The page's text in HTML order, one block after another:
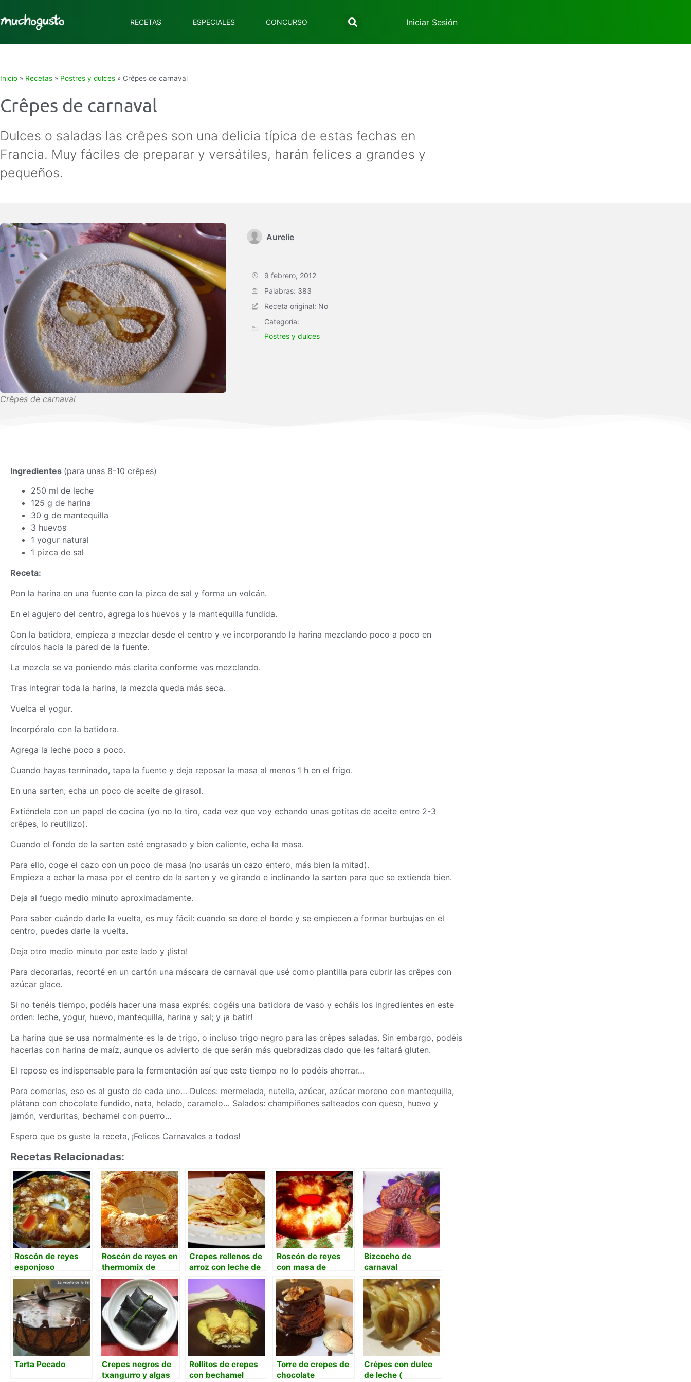
RECETAS ESPECIALES CONCURSO Iniciar Sesión
Inicio » Recetas » Postres y dulces » Crêpes de carnaval
Crêpes de carnaval
Dulces o saladas las crêpes son una delicia típica de estas fechas en
Francia. Muy fáciles de preparar y versátiles, harán felices a grandes y
pequeños.
Crêpes de carnaval
Aurelie
9 febrero, 2012
Palabras: 383
Receta original: No
Categoría:
Postres y dulces
Ingredientes (para unas 8-10 crêpes)
250 ml de leche
125 g de harina
30 g de mantequilla
3 huevos
1 yogur natural
1 pizca de sal
Receta:
Pon la harina en una fuente con la pizca de sal y forma un volcán.
En el agujero del centro, agrega los huevos y la mantequilla fundida.
Con la batidora, empieza a mezclar desde el centro y ve incorporando la harina mezclando poco a poco en
círculos hacia la pared de la fuente.
La mezcla se va poniendo más clarita conforme vas mezclando.
Tras integrar toda la harina, la mezcla queda más seca.
Vuelca el yogur.
Incorpóralo con la batidora.
Agrega la leche poco a poco.
Cuando hayas terminado, tapa la fuente y deja reposar la masa al menos 1 h en el frigo.
En una sarten, echa un poco de aceite de girasol.
Extiéndela con un papel de cocina (yo no lo tiro, cada vez que voy echando unas gotitas de aceite entre 2-3
crêpes, lo reutilizo).
Cuando el fondo de la sarten esté engrasado y bien caliente, echa la masa.
Para ello, coge el cazo con un poco de masa (no usarás un cazo entero, más bien la mitad).
Empieza a echar la masa por el centro de la sarten y ve girando e inclinando la sarten para que se extienda bien.
Deja al fuego medio minuto aproximadamente.
Para saber cuándo darle la vuelta, es muy fácil: cuando se dore el borde y se empiecen a formar burbujas en el
centro, puedes darle la vuelta.
Deja otro medio minuto por este lado y ¡listo!
Para decorarlas, recorté en un cartón una máscara de carnaval que usé como plantilla para cubrir las crêpes con
azúcar glace.
Si no tenéis tiempo, podéis hacer una masa exprés: cogéis una batidora de vaso y echáis los ingredientes en este
orden: leche, yogur, huevo, mantequilla, harina y sal; y ¡a batir!
La harina que se usa normalmente es la de trigo, o incluso trigo negro para las crêpes saladas. Sin embargo, podéis
hacerlas con harina de maíz, aunque os advierto de que serán más quebradizas dado que les faltará gluten.
El reposo es indispensable para la fermentación así que este tiempo no lo podéis ahorrar…
Para comerlas, eso es al gusto de cada uno… Dulces: mermelada, nutella, azúcar, azúcar moreno con mantequilla,
plátano con chocolate fundido, nata, helado, caramelo… Salados: champiñones salteados con queso, huevo y
jamón, verduritas, bechamel con puerro…
Espero que os guste la receta, ¡Felices Carnavales a todos!
Recetas Relacionadas:
Roscón de reyes
esponjoso
Roscón de reyes en
thermomix de
Mafalda
Crepes rellenos de
arroz con leche de
coco, natillas y
guarapo
Roscón de reyes
con masa de
arranque
Bizcocho de
carnaval
Tarta Pecado
Crepes negros de
txangurro y algas
Rollitos de crepes
con bechamel
Torre de crepes de
chocolate
Crépes con dulce
de leche (